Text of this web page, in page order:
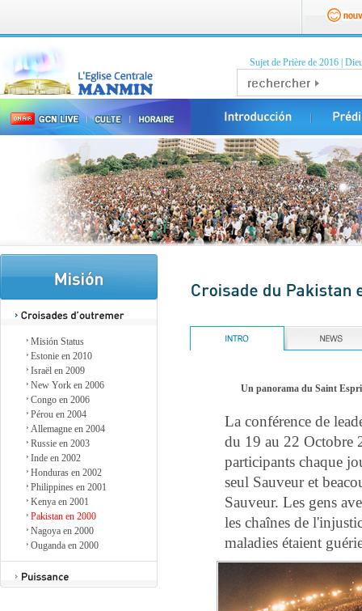
Sujet de Prière de 2016
Misión Status
Estonie en 2010
Israël en 2009
New York en 2006
Congo en 2006
Pérou en 2004
Allemagne en 2004
Russie en 2003
Inde en 2002
Honduras en 2002
Philippines en 2001
Kenya en 2001
Pakistan en 2000
Nagoya en 2000
Ouganda en 2000
Un panorama du Saint
La conférence de
du 19 au 22 Octobre
participants chaque
seul Sauveur et
Sauveur. Les gens
les chaînes de
maladies étaient